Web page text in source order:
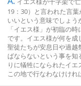
19：30）と言われた言
いいという意味でしょう
「イエス様」が初臨の
です。イエス様が何を
聖徒たちが安息日や過
ばならないという事を
りに犠牲になられたイエ
この地で行なわなけけれ